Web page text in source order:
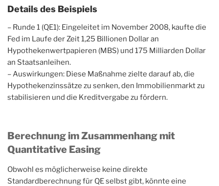
Details des Beispiels
– Runde 1 (QE1): Eingeleitet im November 2008, kaufte die
Fed im Laufe der Zeit 1,25 Billionen Dollar an
Hypothekenwertpapieren (MBS) und 175 Milliarden Dollar
an Staatsanleihen.
– Auswirkungen: Diese Maßnahme zielte darauf ab, die
Hypothekenzinssätze zu senken, den Immobilienmarkt zu
stabilisieren und die Kreditvergabe zu fördern.
Berechnung im Zusammenhang mit
Quantitative Easing
Obwohl es möglicherweise keine direkte
Standardberechnung für QE selbst gibt, könnte eine